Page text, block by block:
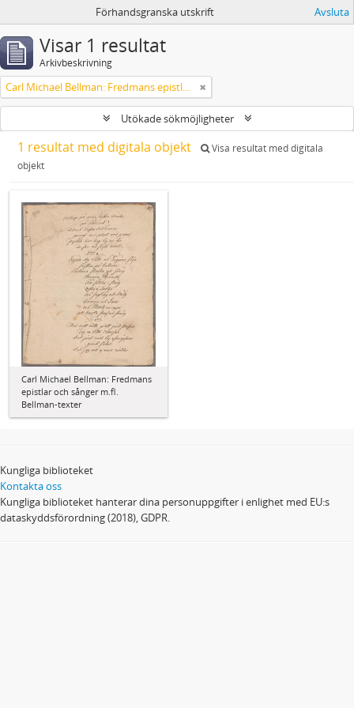
Förhandsgranska utskrift Avsluta
Visar 1 resultat
Arkivbeskrivning
Carl Michael Bellman: Fredmans epistlar och sånger m.fl. Bellman-texter
Utökade sökmöjligheter
1 resultat med digitala objekt
Visa resultat med digitala
objekt
Carl Michael Bellman: Fredmans
epistlar och sånger m.fl.
Bellman-texter
Kungliga biblioteket
Kontakta oss
Kungliga biblioteket hanterar dina personuppgifter i enlighet med EU:s
dataskyddsförordning (2018), GDPR.